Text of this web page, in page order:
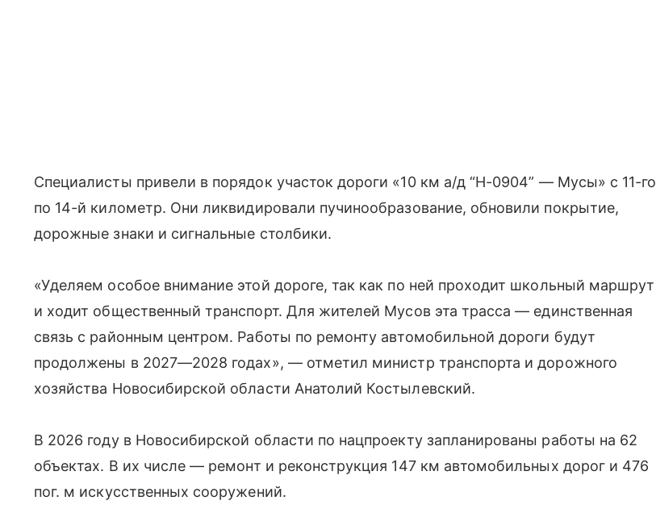
Специалисты привели в порядок участок дороги «10 км а/д “Н-0904” — Мусы» с 11-го
по 14-й километр. Они ликвидировали пучинообразование, обновили покрытие,
дорожные знаки и сигнальные столбики.
«Уделяем особое внимание этой дороге, так как по ней проходит школьный маршрут
и ходит общественный транспорт. Для жителей Мусов эта трасса — единственная
связь с районным центром. Работы по ремонту автомобильной дороги будут
продолжены в 2027—2028 годах», — отметил министр транспорта и дорожного
хозяйства Новосибирской области Анатолий Костылевский.
В 2026 году в Новосибирской области по нацпроекту запланированы работы на 62
объектах. В их числе — ремонт и реконструкция 147 км автомобильных дорог и 476
пог. м искусственных сооружений.